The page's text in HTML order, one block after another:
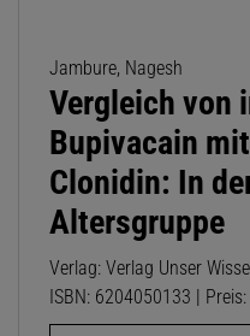
Jambure, Nagesh
Vergleich von
Bupivacain
Clonidin: In
Altersgruppe
Verlag: Verlag Unser
ISBN: 6204050133 |